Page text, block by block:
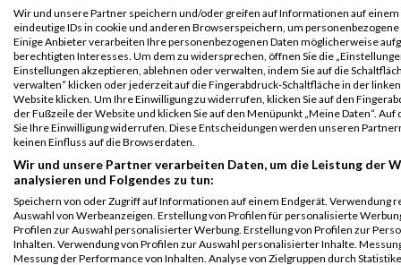
Wir und unsere Partner speichern und/oder greifen auf Informationen auf einem
eindeutige IDs in cookie und anderen Browserspeichern, um
Einige Anbieter verarbeiten Ihre personenbezogenen Daten möglicherweise
berechtigten Interesses. Um dem zu widersprechen, öffnen Sie die
Einstellungen akzeptieren, ablehnen oder verwalten, indem Sie auf die
verwalten“ klicken oder jederzeit auf die Fingerabdruck-Schaltfläche in der
Website klicken. Um Ihre Einwilligung zu widerrufen, klicken Sie auf den
der Fußzeile der Website und klicken Sie auf den Menüpunkt „Meine Daten“. Auf
Sie Ihre Einwilligung widerrufen. Diese Entscheidungen werden unseren
keinen Einfluss auf die Browserdaten.
Wir und unsere Partner verarbeiten Daten, um die Leistung der
analysieren und Folgendes zu tun:
Speichern von oder Zugriff auf Informationen auf einem Endgerät. Verwendung
Auswahl von Werbeanzeigen. Erstellung von Profilen für personalisierte
Profilen zur Auswahl personalisierter Werbung. Erstellung von Profilen zur
Inhalten. Verwendung von Profilen zur Auswahl personalisierter Inhalte.
Messung der Performance von Inhalten. Analyse von Zielgruppen durch